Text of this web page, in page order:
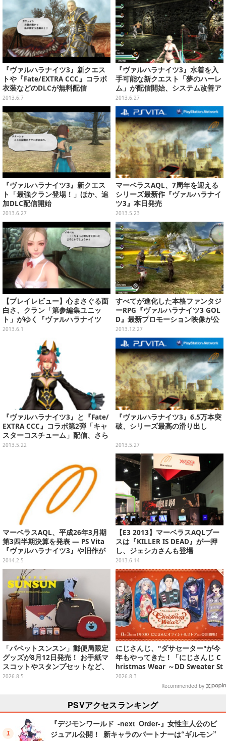
『ヴァルハラナイツ3』新クエス
トや『Fate/EXTRA CCC』コラボ
衣装などのDLCが無料配信
2013.6.7
『ヴァルハラナイツ3』水着を入
手可能な新クエスト「夢のハーレ
ム」が配信開始、システム改善ア
ップデートも
2013.6.27
『ヴァルハラナイツ3』新クエス
ト「最強クラン登場！」ほか、追
加DLC配信開始
2013.6.27
マーベラスAQL、7周年を迎える
シリーズ最新作『ヴァルハラナイ
ツ3』本日発売
2013.5.23
【プレイレビュー】心まさぐる面
白さ、クラン「第参編集ユニッ
ト」がゆく『ヴァルハラナイツ
3』
2013.6.1
すべてが進化した本格ファンタジ
ーRPG『ヴァルハラナイツ3 GOL
D』最新プロモーション映像が公
開
2013.12.27
『ヴァルハラナイツ3』と『Fate/
EXTRA CCC』コラボ第2弾「キャ
スターコスチューム」配信、さら
なるやりこみ要素も公開
2013.5.22
『ヴァルハラナイツ3』6.5万本突
破、シリーズ最高の滑り出し
2013.5.27
マーベラスAQL、平成26年3月期
第3四半期決算を発表 ― PS Vita
『ヴァルハラナイツ3』や旧作が
好調に推移
2014.2.5
【E3 2013】マーベラスAQLブー
スは『KILLER IS DEAD』が一押
し、ジェシカさんも登場
2013.6.14
「パペットスンスン」郵便局限定
グッズが8月12日発売！ お手紙マ
スコットやスタンプセットなど、
可愛すぎる全5アイテムがライン
2026.8.5
にじさんじ、"ダサセーター"が今
年もやってきた！「にじさんじ C
hristmas Wear ～DD Sweater St
yle～」グッズが受注販売へ―狂
蘭メロコも「何からツッコめばい
2026.8.3
Recommended by
PSVアクセスランキング
『デジモンワールド -next Order-』女性主人公のビ
ジュアル公開！ 新キャラのパートナーは“ギルモン”